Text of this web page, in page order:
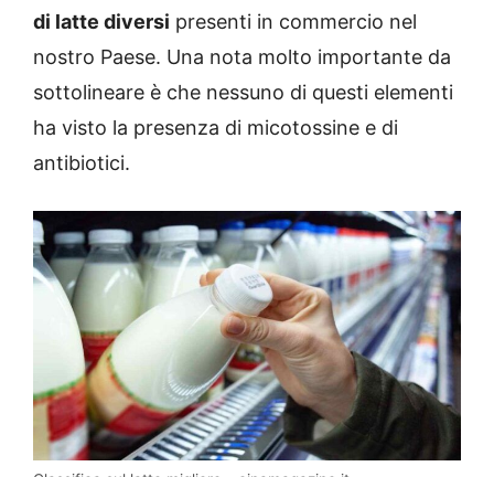
di latte diversi presenti in commercio nel
nostro Paese. Una nota molto importante da
sottolineare è che nessuno di questi elementi
ha visto la presenza di micotossine e di
antibiotici.